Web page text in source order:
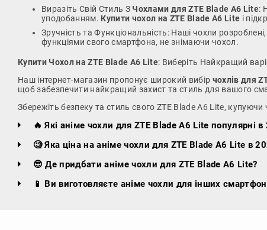
Виразіть Свій Стиль З Чохлами для ZTE Blade A6 Lite:
уподобанням. Купити чохол на ZTE Blade A6 Lite і
Зручність та Функціональність: Наші чохли
функціями свого смартфона, не знімаючи чохол.
Купити Чохол на ZTE Blade A6 Lite: Виберіть Найкращий
Наш інтернет-магазин пропонує широкий вибір чохлів для
щоб забезпечити найкращий захист та стиль для вашого
Збережіть безпеку та стиль свого ZTE Blade A6 Lite, купуючи
🔥 Які аніме чохли для ZTE Blade A6 Lite популярні в
🧐 Яка ціна на аніме чохли для ZTE Blade A6 Lite в
😎 Де придбати аніме чохли для ZTE Blade A6 Lite?
📱 Ви виготовляєте аніме чохли для інших